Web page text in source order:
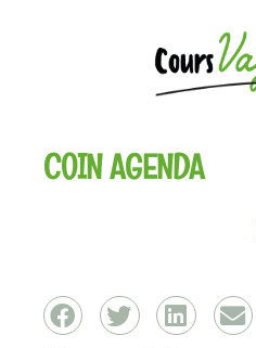
COIN AGENDA